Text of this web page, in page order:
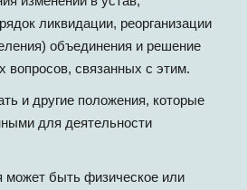
ликвидации, реорганизации
объединения и решение
вопросов, связанных с этим.
и другие положения, которые
для деятельности
может быть физическое или